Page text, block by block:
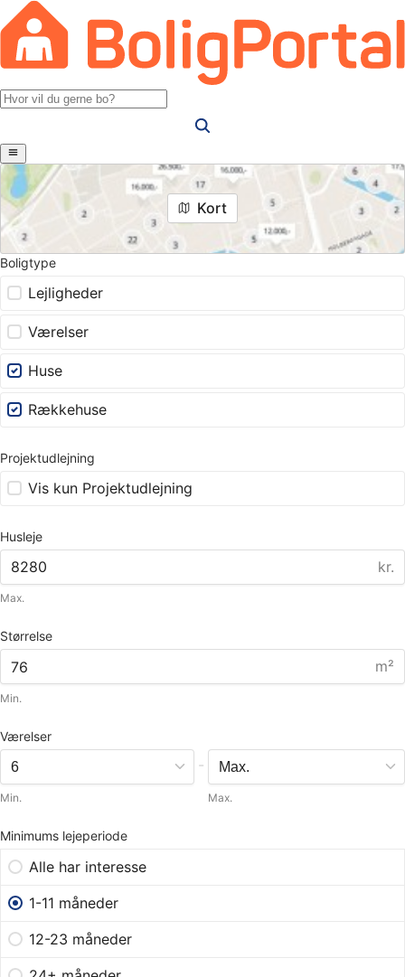
Kort
Boligtype
Lejligheder
Værelser
Huse
Rækkehuse
Projektudlejning
Vis kun Projektudlejning
Husleje
kr.
Max.
Størrelse
m²
Min.
Værelser
Min.
-
Max.
Minimums lejeperiode
Alle har interesse
1-11 måneder
12-23 måneder